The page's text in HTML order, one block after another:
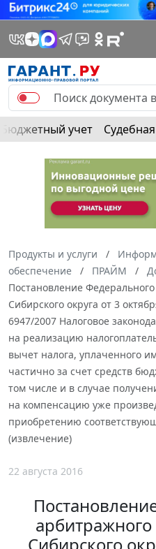
Бюджетный учет
Продукты и услуги
обеспечение
ПРАЙМ
Постановление
Сибирского округа от 3
6947/2007 Налоговое
на реализацию
вычет налога, уплаченного
частично за счет средств
том числе и в случае
на компенсацию уже
приобретению
(извлечение)
22 августа 2016
арбитражного